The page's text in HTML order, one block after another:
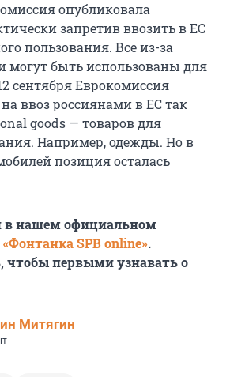
опубликовала
запретив ввозить в ЕС
пользования. Все из-за
могут быть использованы для
сентября Еврокомиссия
на ввоз россиянами в ЕС так
goods — товаров для
Например, одежды. Но в
позиция осталась
в нашем официальном
«Фонтанка SPB online».
чтобы первыми узнавать о
Митягин